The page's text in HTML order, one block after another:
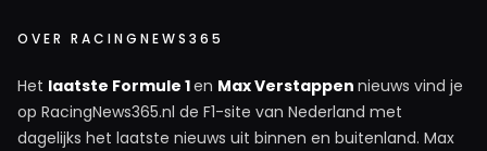
OVER RACINGNEWS365
Het laatste Formule 1en Max Verstappen nieuws vind je
op RacingNews365.nl de F1-site van Nederland met
dagelijks het laatste nieuws uit binnen en buitenland. Max